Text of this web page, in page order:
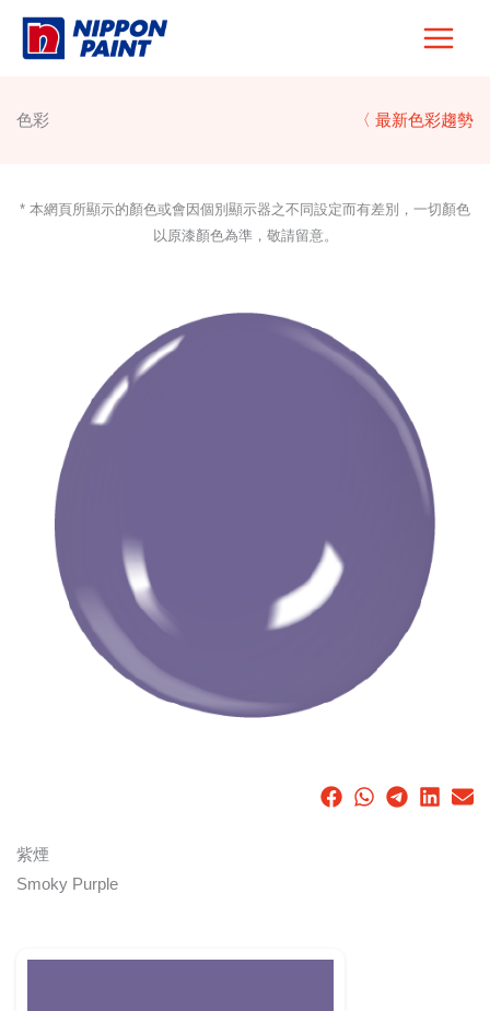
Skip
色彩 〈 最新色彩趨勢
* 本網頁所顯示的顏色或會因個別顯示器之不同設定而有差別，一切顏色
以原漆顏色為準，敬請留意。
紫煙
Smoky Purple